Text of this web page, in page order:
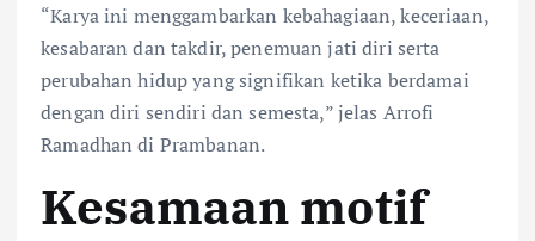
“Karya ini menggambarkan kebahagiaan, keceriaan,
kesabaran dan takdir, penemuan jati diri serta
perubahan hidup yang signifikan ketika berdamai
dengan diri sendiri dan semesta,” jelas Arrofi
Ramadhan di Prambanan.
Kesamaan motif